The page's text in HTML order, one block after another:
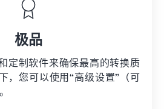
极品
定制软件来确保最高的转换质
，您可以使用“高级设置”（可